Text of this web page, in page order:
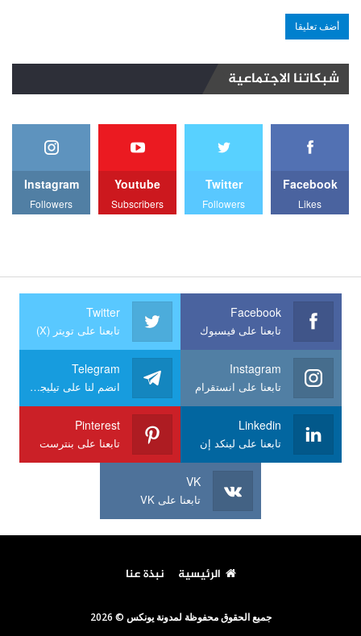
شبكاتنا الاجتماعية
Facebook
Likes
Twitter
Followers
Youtube
Subscribers
Instagram
Followers
Facebook
تابعنا على فيسبوك
Twitter
تابعنا على تويتر (X)
Instagram
تابعنا على انستقرام
Telegram
انضم لنا على تيليجرام
Linkedin
تابعنا على لينكد إن
Pinterest
تابعنا على بنترست
VK
تابعنا على VK
الرئيسية نبذة عنا
جميع الحقوق محفوظة لمدونة يونكس © 2026